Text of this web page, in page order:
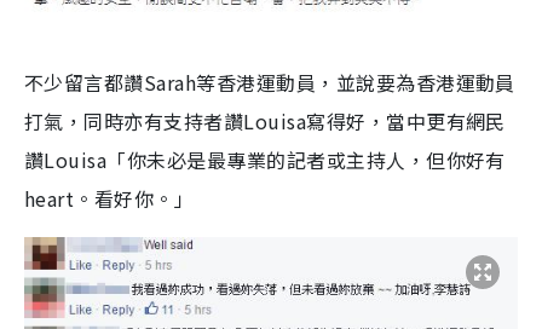
不少留言都讚Sarah等香港運動員，並說要為香港運動員
打氣，同時亦有支持者讚Louisa寫得好，當中更有網民
讚Louisa「你未必是最專業的記者或主持人，但你好有
heart。看好你。」